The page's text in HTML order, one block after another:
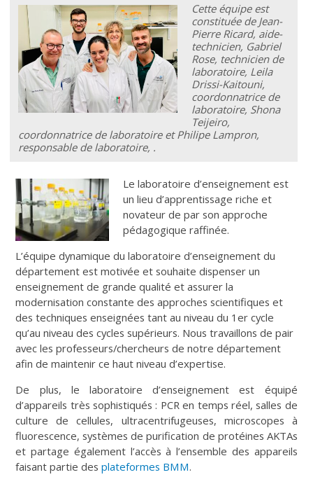
Cette équipe est
constituée de Jean-
Pierre Ricard, aide-
technicien, Gabriel
Rose, technicien de
laboratoire, Leila
Drissi-Kaitouni,
coordonnatrice de
laboratoire, Shona
Teijeiro,
coordonnatrice de laboratoire et Philipe Lampron,
responsable de laboratoire, .
Le laboratoire d’enseignement est
un lieu d’apprentissage riche et
novateur de par son approche
pédagogique raffinée.
L’équipe dynamique du laboratoire d’enseignement du
département est motivée et souhaite dispenser un
enseignement de grande qualité et assurer la
modernisation constante des approches scientifiques et
des techniques enseignées tant au niveau du 1er cycle
qu’au niveau des cycles supérieurs. Nous travaillons de pair
avec les professeurs/chercheurs de notre département
afin de maintenir ce haut niveau d’expertise.
De plus, le laboratoire d’enseignement est équipé
d’appareils très sophistiqués : PCR en temps réel, salles de
culture de cellules, ultracentrifugeuses, microscopes à
fluorescence, systèmes de purification de protéines AKTAs
et partage également l’accès à l’ensemble des appareils
faisant partie desplateformes BMM.